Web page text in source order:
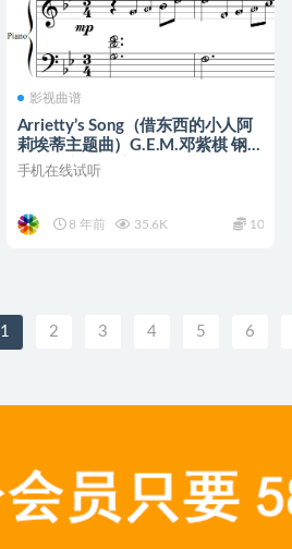
影视曲谱
Arrietty’s Song（借东西的小人阿
莉埃蒂主题曲）G.E.M.邓紫棋 钢琴
双手简谱 钢琴谱 钢琴简谱 简
手机在线试听
8 年前 35.6K 10
1 2 3 4 5 6